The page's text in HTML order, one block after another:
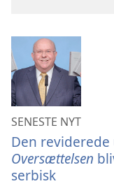
SENESTE NYT
Den
Oversættelsen
serbisk